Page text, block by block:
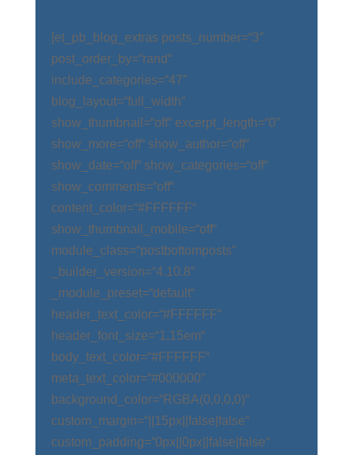
[et_pb_blog_extras posts_number=“3″
post_order_by=“rand“
include_categories=“47″
blog_layout=“full_width“
show_thumbnail=“off“ excerpt_length=“0″
show_more=“off“ show_author=“off“
show_date=“off“ show_categories=“off“
show_comments=“off“
content_color=“#FFFFFF“
show_thumbnail_mobile=“off“
module_class=“postbottomposts“
_builder_version=“4.10.8″
_module_preset=“default“
header_text_color=“#FFFFFF“
header_font_size=“1.15em“
body_text_color=“#FFFFFF“
meta_text_color=“#000000″
background_color=“RGBA(0,0,0,0)“
custom_margin=“||15px||false|false“
custom_padding=“0px||0px||false|false“